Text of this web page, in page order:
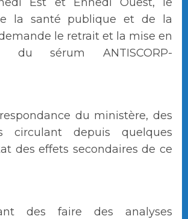
la santé publique et de la
le retrait et la mise en
du sérum ANTISCORP-
du ministère, des
circulant depuis quelques
des effets secondaires de ce
des faire des analyses